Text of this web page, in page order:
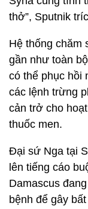
thở”, Sputnik
Hệ thống chăm
gần như toàn
có thể phục hồi
các lệnh trừng
cản trở cho
thuốc men.
Đại sứ Nga tại
lên tiếng cáo
Damascus
bệnh để gây